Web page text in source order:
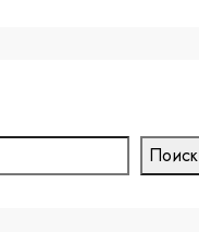
Поиск